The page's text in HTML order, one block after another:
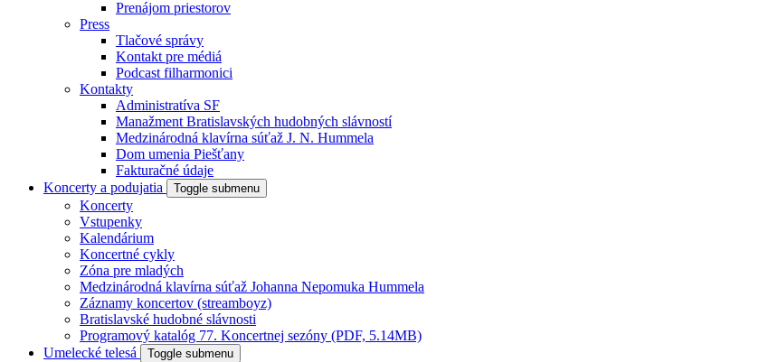
Prenájom priestorov
Press
Tlačové správy
Kontakt pre médiá
Podcast filharmonici
Kontakty
Administratíva SF
Manažment Bratislavských hudobných slávností
Medzinárodná klavírna súťaž J. N. Hummela
Dom umenia Piešťany
Fakturačné údaje
Koncerty a podujatia
Toggle submenu
Koncerty
Vstupenky
Kalendárium
Koncertné cykly
Zóna pre mladých
Medzinárodná klavírna súťaž Johanna Nepomuka Hummela
Záznamy koncertov (streamboyz)
Bratislavské hudobné slávnosti
Programový katalóg 77. Koncertnej sezóny (PDF, 5.14MB)
Umelecké telesá
Toggle submenu